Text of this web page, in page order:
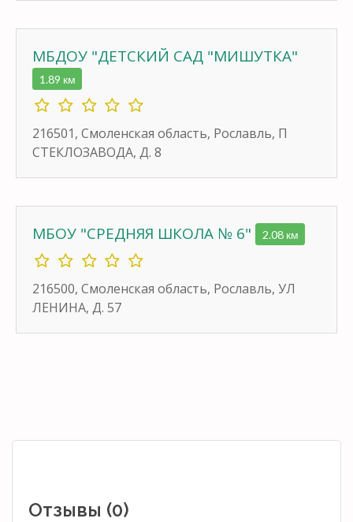
МБДОУ "ДЕТСКИЙ САД "МИШУТКА"
1.89 км
216501, Смоленская область, Рославль, П
СТЕКЛОЗАВОДА, Д. 8
МБОУ "СРЕДНЯЯ ШКОЛА № 6" 2.08 км
216500, Смоленская область, Рославль, УЛ
ЛЕНИНА, Д. 57
Отзывы (0)